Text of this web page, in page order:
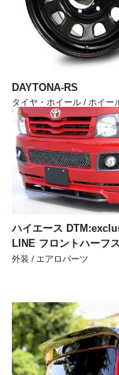
DAYTONA-RS
タイヤ・ホイール / ホイー
ハイエース
LINE フロントハーフ
外装 / エアロパーツ